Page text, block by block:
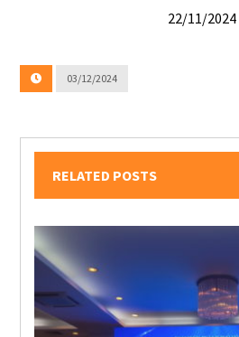
22/11/2024
03/12/2024
RELATED POSTS